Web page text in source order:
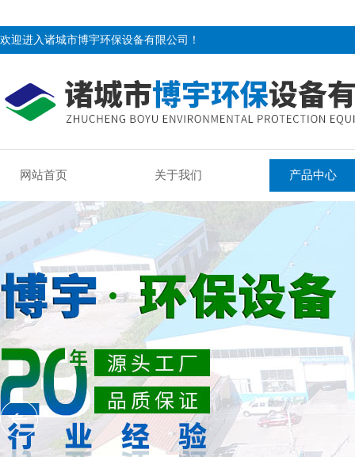
欢迎进入诸城市博宇环保设备有限公司！
网站首页 关于我们 产品中心